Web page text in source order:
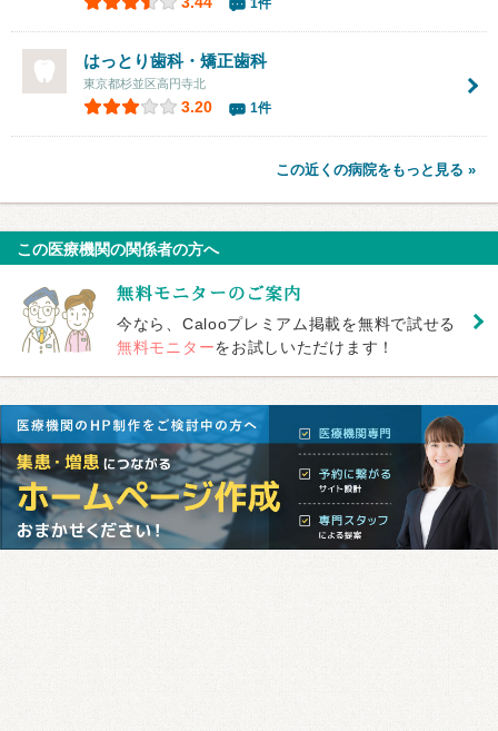
1件
はっとり歯科・矯正歯科
東京都杉並区高円寺北
3.20 1件
この近くの病院をもっと見る »
この医療機関の関係者の方へ
今なら、Calooプレミアム掲載を無料で試せる
無料モニターをお試しいただけます！